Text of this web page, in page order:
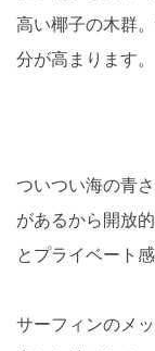
高い椰子の木群
分が高まります。
ついつい海の青
があるから開放
とプライベート
サーフィンのメ